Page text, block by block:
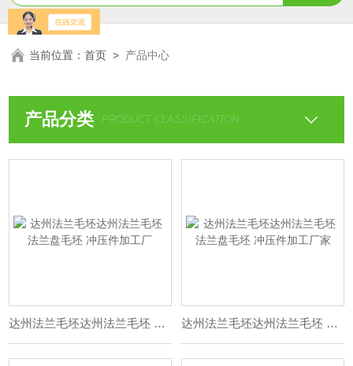
当前位置：首页 > 产品中心
产品分类 PRODUCT CLASSIFICATION
达州法兰毛坯达州法兰毛坯 法兰盘毛坯 冲压件加工厂 达州法兰毛坯达州法兰毛坯 法兰盘毛坯 冲压件加工厂家